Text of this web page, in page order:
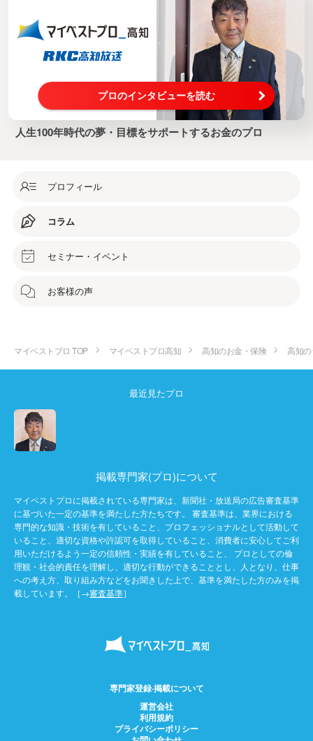
プロのインタビューを読む
人生100年時代の夢・目標をサポートするお金のプロ
プロフィール
コラム
セミナー・イベント
お客様の声
マイベストプロ TOP マイベストプロ高知 高知のお金・保険 高知
最近見たプロ
掲載専門家(プロ)について
マイベストプロに掲載されている専門家は、新聞社・放送局の広告審査基準
に基づいた一定の基準を満たした方たちです。 審査基準は、業界における
専門的な知識・技術を有していること、プロフェッショナルとして活動して
いること、適切な資格や許認可を取得していること、消費者に安心してご利
用いただけるよう一定の信頼性・実績を有していること、 プロとしての倫
理観・社会的責任を理解し、適切な行動ができることとし、人となり、仕事
への考え方、取り組み方などをお聞きした上で、基準を満たした方のみを掲
載しています。［→審査基準］
専門家登録·掲載について
運営会社
利用規約
プライバシーポリシー